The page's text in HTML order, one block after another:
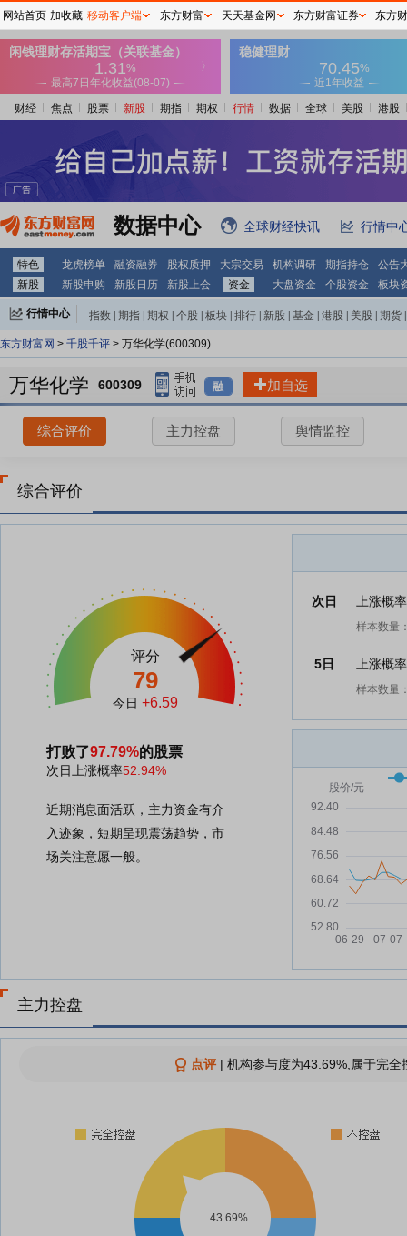
财经 焦点 股票 新股 期指 期权 行情 数据 全球 美股 港股
数据中心 全球财经快讯 行情中
特色 龙虎榜单 融资融券 股权质押 大宗交易 机构调研 期指持仓
公告
新股
新股申购 新股日历 新股上会 资金 大盘资金 个股资金 板块
行情中心 指数 期指 期权 个股 板块 排行 新股 基金 港股 美股 期货
东方财富网 > 千股千评 > 万华化学(600309)
万华化学 600309 融 加自选
综合评价 主力控盘 舆情监控
综合评价
评分
79
今日 +6.59
打败了97.79%的股票
次日上涨概率52.94%
近期消息面活跃，主力资金有介
入迹象，短期呈现震荡趋势，市
场关注意愿一般。
次日 上涨概
样本数量
5日 上涨概
样本数量
主力控盘
点评| 机构参与度为43.69%,属于完
43.69%
网站首页 加收藏 移动客户端 东方财富 天天基金网 东方财富证券 东方